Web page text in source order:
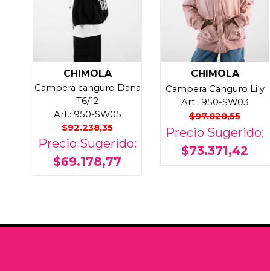
CHIMOLA
Campera canguro Dana
T6/12
Art.: 950-SW05
$92.238,35
Precio Sugerido:
$69.178,77
CHIMOLA
Campera Canguro Lily
Art.: 950-SW03
$97.828,55
Precio Sugerido:
$73.371,42